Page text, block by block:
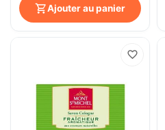
Ajouter au panier